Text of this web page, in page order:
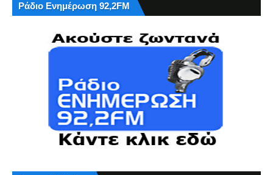
Ράδιο Ενημέρωση 92,2FM